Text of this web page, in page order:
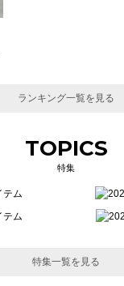
ランキング一覧を見る
TOPICS
特集
特集一覧を見る